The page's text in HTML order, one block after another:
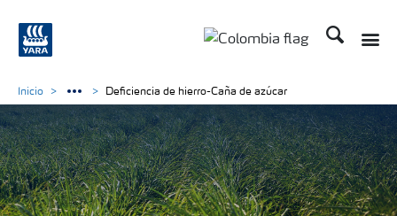
Buscar
Inicio Deficiencia de hierro-Caña de azúcar